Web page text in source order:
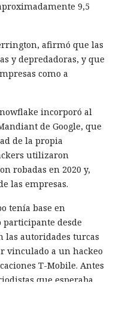
9,5
afirmó que las
y depredadoras, y que
como a
incorporó al
de Google, que
de la propia
utilizaron
robadas en 2020 y,
las empresas.
tenía base en
participante desde
autoridades turcas
vinculado a un hackeo
T-Mobile. Antes
que esperaba